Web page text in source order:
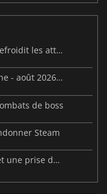
Steam Frame : une fuite sur le prix refroidit les attentes VR
Sorties de jeux vidéo de cette semaine - août 2026 (semaine 32)
de boss
Steam
Des cartes de logiciels malveillants et une prise de contrôle de Discord ont touché Meccha Chameleon